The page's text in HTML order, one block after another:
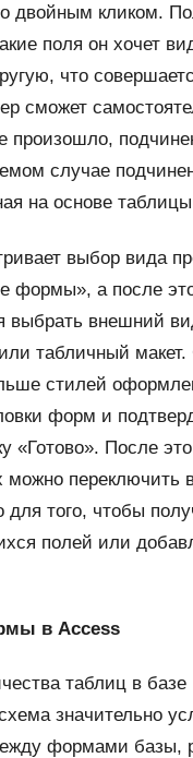
двойным кликом.
поля он хочет
что
сможет
произошло,
случае
на основе
выбор вида
формы», а после
выбрать внешний
табличный макет.
стилей
форм и
«Готово». После
переключить
того, чтобы
полей или
в Access
таблиц в
значительно
формами базы,